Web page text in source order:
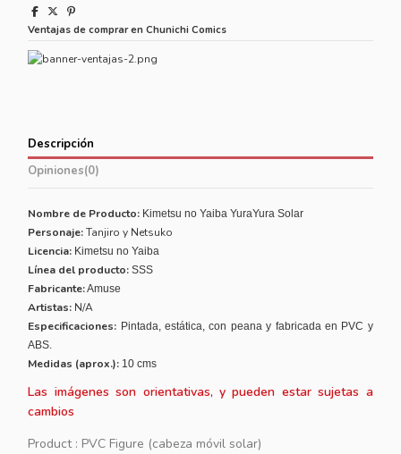
Ventajas de comprar en Chunichi Comics
Descripción
Opiniones(0)
Nombre de Producto: Kimetsu no Yaiba YuraYura Solar
Personaje:Tanjiro y Netsuko
Licencia: Kimetsu no Yaiba
Línea del producto: SSS
Fabricante:Amuse
Artistas: N/A
Especificaciones: Pintada,estática, con peana y fabricada en PVC y
ABS.
Medidas (aprox.): 10 cms
Las imágenes son orientativas, y pueden estar sujetas a
cambios
Product : PVC Figure (cabeza móvil solar)